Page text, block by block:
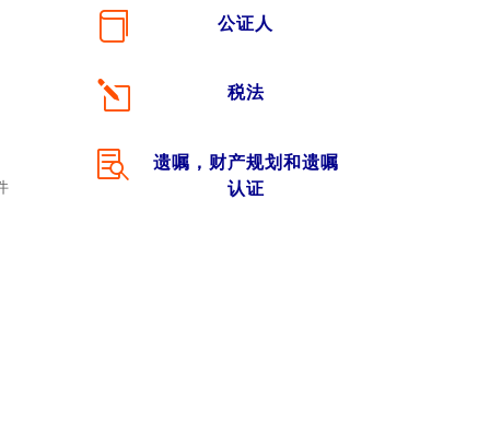
 公证人
l 税法

遗嘱，财产规划和遗嘱
认证